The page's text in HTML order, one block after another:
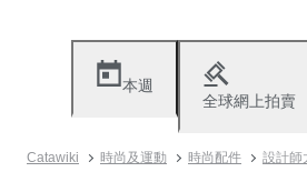
本週
全球網上拍賣
Catawiki 時尚及運動 時尚配件 設計師